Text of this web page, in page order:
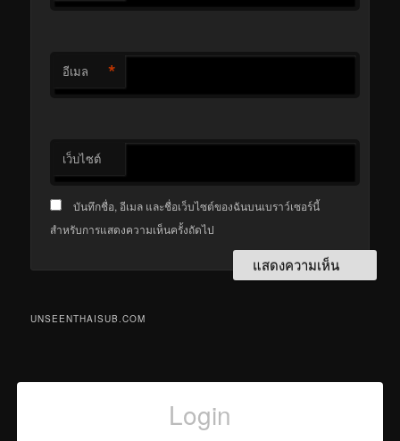
อีเมล *
เว็บไซต์
บันทึกชื่อ, อีเมล และชื่อเว็บไซต์ของฉันบนเบราว์เซอร์นี้
สำหรับการแสดงความเห็นครั้งถัดไป
UNSEENTHAISUB.COM
Login